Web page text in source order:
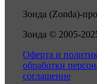
Зонда (Zonda)-
Зонда © 2005-
Оферта и
обработки
соглашение